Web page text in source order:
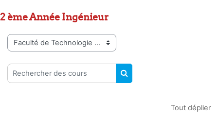
2 ème Année Ingénieur
Catégories de cours
Rechercher des cours
RECHERCHER DES
Tout déplier